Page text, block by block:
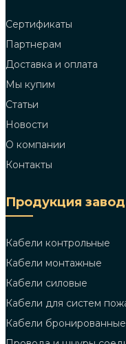
Сертификаты
Партнерам
Доставка и оплата
Мы купим
Статьи
Новости
О компании
Контакты
Продукция
Кабели контрольные
Кабели монтажные
Кабели силовые
Кабели для систем
Кабели бронированные